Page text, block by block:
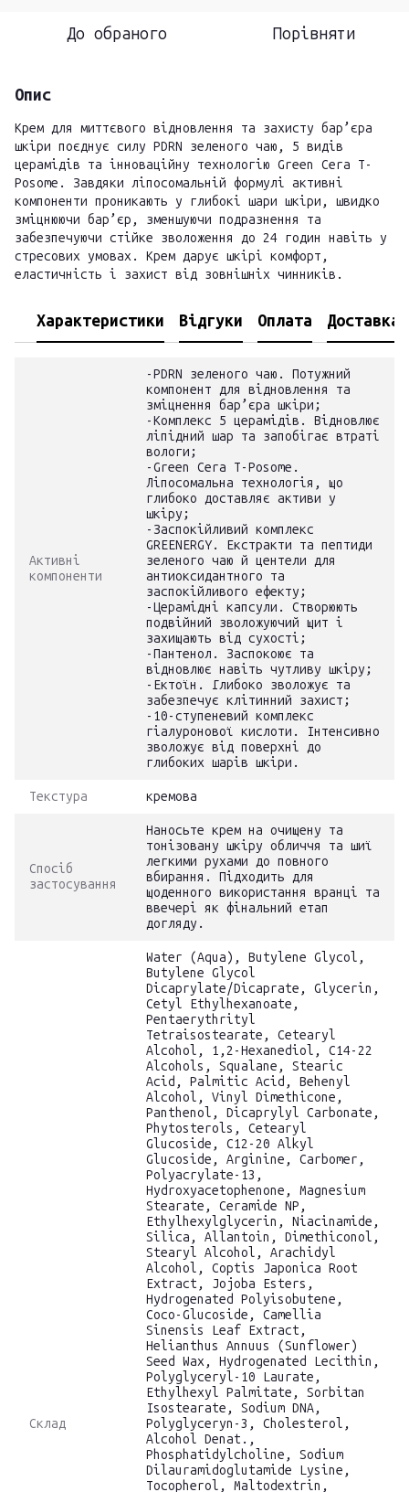
До обраного Порівняти
Опис
Крем для миттєвого відновлення та захисту бар’єра
шкіри поєднує силу PDRN зеленого чаю, 5 видів
церамідів та інноваційну технологію Green Cera T-
Posome. Завдяки ліпосомальній формулі активні
компоненти проникають у глибокі шари шкіри, швидко
зміцнюючи бар’єр, зменшуючи подразнення та
забезпечуючи стійке зволоження до 24 годин навіть у
стресових умовах. Крем дарує шкірі комфорт,
еластичність і захист від зовнішніх чинників.
Характеристики Відгуки Оплата Доставка
Активні
компоненти
-PDRN зеленого чаю. Потужний
компонент для відновлення та
зміцнення бар’єра шкіри;
-Комплекс 5 церамідів. Відновлює
ліпідний шар та запобігає втраті
вологи;
-Green Cera T-Posome.
Ліпосомальна технологія, що
глибоко доставляє активи у
шкіру;
-Заспокійливий комплекс
GREENERGY. Екстракти та пептиди
зеленого чаю й центели для
антиоксидантного та
заспокійливого ефекту;
-Церамідні капсули. Створюють
подвійний зволожуючий щит і
захищають від сухості;
-Пантенол. Заспокоює та
відновлює навіть чутливу шкіру;
-Ектоїн. Глибоко зволожує та
забезпечує клітинний захист;
-10-ступеневий комплекс
гіалуронової кислоти. Інтенсивно
зволожує від поверхні до
глибоких шарів шкіри.
Текстура кремова
Спосіб
застосування
Наносьте крем на очищену та
тонізовану шкіру обличчя та шиї
легкими рухами до повного
вбирання. Підходить для
щоденного використання вранці та
ввечері як фінальний етап
догляду.
Склад
Water (Aqua), Butylene Glycol,
Butylene Glycol
Dicaprylate/Dicaprate, Glycerin,
Cetyl Ethylhexanoate,
Pentaerythrityl
Tetraisostearate, Cetearyl
Alcohol, 1,2-Hexanediol, C14-22
Alcohols, Squalane, Stearic
Acid, Palmitic Acid, Behenyl
Alcohol, Vinyl Dimethicone,
Panthenol, Dicaprylyl Carbonate,
Phytosterols, Cetearyl
Glucoside, C12-20 Alkyl
Glucoside, Arginine, Carbomer,
Polyacrylate-13,
Hydroxyacetophenone, Magnesium
Stearate, Ceramide NP,
Ethylhexylglycerin, Niacinamide,
Silica, Allantoin, Dimethiconol,
Stearyl Alcohol, Arachidyl
Alcohol, Coptis Japonica Root
Extract, Jojoba Esters,
Hydrogenated Polyisobutene,
Coco-Glucoside, Camellia
Sinensis Leaf Extract,
Helianthus Annuus (Sunflower)
Seed Wax, Hydrogenated Lecithin,
Polyglyceryl-10 Laurate,
Ethylhexyl Palmitate, Sorbitan
Isostearate, Sodium DNA,
Polyglyceryn-3, Cholesterol,
Alcohol Denat.,
Phosphatidylcholine, Sodium
Dilauramidoglutamide Lysine,
Tocopherol, Maltodextrin,